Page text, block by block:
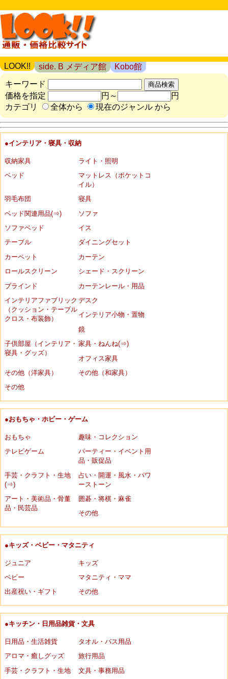
LOOK!! side. B メディア館
Kobo館
キーワード
価格を指定
円～
円
カテゴリ
全体から 現在のジャンル から
●インテリア・寝具・収納
収納家具
ライト・照明
ベッド
マットレス（ポケットコ
イル）
羽毛布団
寝具
ベッド関連用品(⇒)
ソファ
ソファベッド
イス
テーブル
ダイニングセット
カーペット
カーテン
ロールスクリーン
シェード・スクリーン
ブラインド
カーテンレール・用品
インテリアファブリック
（クッション・テーブル
クロス・布装飾）
デスク
インテリア小物・置物
鏡
子供部屋（インテリア・
寝具・グッズ）
家具・ねんね(⇒)
オフィス家具
その他（洋家具）
その他（和家具）
その他
●おもちゃ・ホビー・ゲーム
おもちゃ
趣味・コレクション
テレビゲーム
パーティー・イベント用
品・販促品
手芸・クラフト・生地
(⇒)
占い・開運・風水・パワ
ーストーン
アート・美術品・骨董
品・民芸品
囲碁・将棋・麻雀
その他
●キッズ・ベビー・マタニティ
ジュニア
キッズ
ベビー
マタニティ・ママ
出産祝い・ギフト
その他
●キッチン・日用品雑貨・文具
日用品・生活雑貨
タオル・バス用品
アロマ・癒しグッズ
旅行用品
手芸・クラフト・生地
文具・事務用品